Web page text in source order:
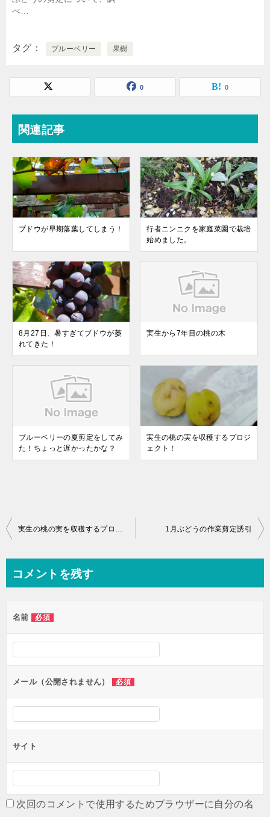
べ…
タグ ブルーベリー 果樹
0 0
関連記事
ブドウが早期落葉してしまう！
行者ニンニクを家庭菜園で栽培
始めました。
8月27日、暑すぎてブドウが萎
れてきた！
実生から7年目の桃の木
ブルーベリーの夏剪定をしてみ
た！ちょっと遅かったかな？
実生の桃の実を収穫するプロジ
ェクト！
実生の桃の実を収穫するプロジェクト！ 1月ぶどうの作業剪定誘引
コメントを残す
名前 必須
メール（公開されません） 必須
サイト
次回のコメントで使用するためブラウザーに自分の名